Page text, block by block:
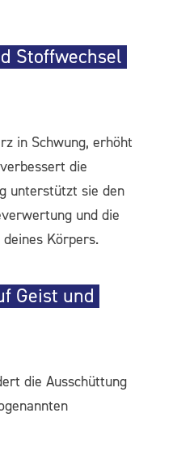
Stoffwechsel
in Schwung, erhöht
die
unterstützt sie den
und die
Körpers.
Geist und
die Ausschüttung